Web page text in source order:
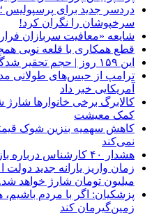
دردسر جدید برای پرسپولیس ؛
سرخپوشان را نگران کرد!
شایعه «معافیت سربازان
قطع همکاری با قلعه نویی
این ۱۵۹ روز | حجم تحقیر شدگی ترامپ قابل درک نیست
ترامپ از حبس‌های طولانی
آمریکایی خبر داد
کالابرگ برخی خانوارها شارژ
کمک معیشت
کاهش سهمیه بنزین شوک
نمی‌کند
هشدار ۴۰ کارشناس درباره باز شدن تنگه هرمز
میلیون تومان شارژ خواهد شد.
پزشکیان: اگر با مردم باشیم،
زمین‌گیرمان کند